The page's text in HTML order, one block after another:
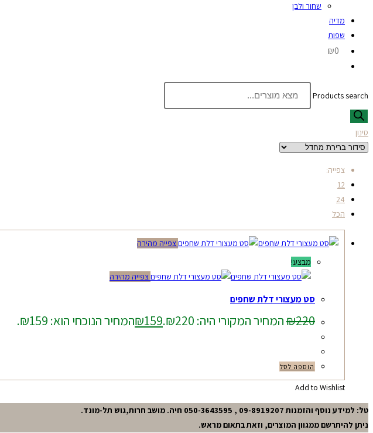
שחור ולבן
מדיה
שפות
₪0
Products search
סינון
צפייה:
12
24
הכל
צפייה מהירה
מבצע!
צפייה מהירה
סט מעצורי דלת שחפים
₪220 המחיר המקורי היה: ₪220. ₪159 המחיר הנוכחי הוא: ₪159.
הוספה לסל
Add to Wishlist
טל: למידע נוסף והזמנות 09-8919207 , 050-3643595 חיה. מושב חרות,גוש תל-מונד.
ניתן להיתרשם ממגוון המוצרים, וזאת בתאום מראש.